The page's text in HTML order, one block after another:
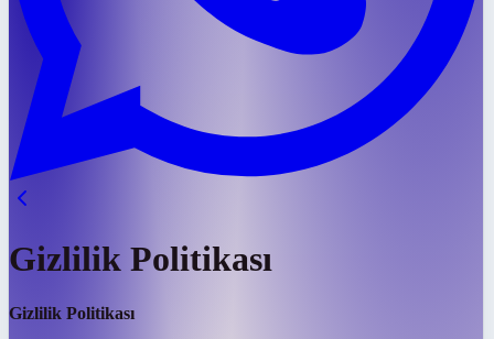
Gizlilik Politikası
Gizlilik Politikası